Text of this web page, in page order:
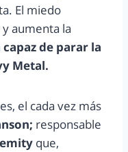
El miedo
aumenta la
de parar la
Metal.
el cada vez más
responsable
que,